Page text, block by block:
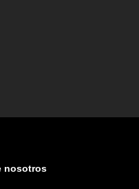
nosotros